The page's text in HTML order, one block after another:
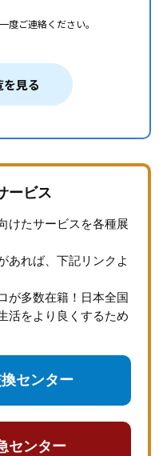
度ご連絡ください。
見る
ービス
けたサービスを各種展
あれば、下記リンクよ
が多数在籍！日本全国
活をより良くするため
センター
センター